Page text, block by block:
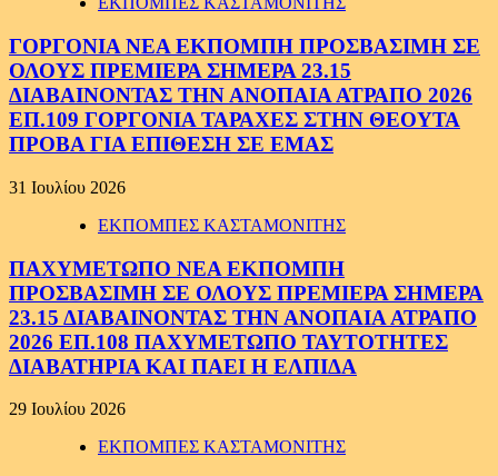
ΓΟΡΓΟΝΙΑ ΝΕΑ ΕΚΠΟΜΠΗ ΠΡΟΣΒΑΣΙΜΗ ΣΕ
ΟΛΟΥΣ ΠΡΕΜΙΕΡΑ ΣΗΜΕΡΑ 23.15
ΔΙΑΒΑΙΝΟΝΤΑΣ ΤΗΝ ΑΝΟΠΑΙΑ ΑΤΡΑΠΟ 2026
ΕΠ.109 ΓΟΡΓΟΝΙΑ ΤΑΡΑΧΕΣ ΣΤΗΝ ΘΕΟΥΤΑ
ΠΡΟΒΑ ΓΙΑ ΕΠΙΘΕΣΗ ΣΕ ΕΜΑΣ
31 Ιουλίου 2026
ΕΚΠΟΜΠΕΣ ΚΑΣΤΑΜΟΝΙΤΗΣ
ΠΑΧΥΜΕΤΩΠΟ ΝΕΑ ΕΚΠΟΜΠΗ
ΠΡΟΣΒΑΣΙΜΗ ΣΕ ΟΛΟΥΣ ΠΡΕΜΙΕΡΑ ΣΗΜΕΡΑ
23.15 ΔΙΑΒΑΙΝΟΝΤΑΣ ΤΗΝ ΑΝΟΠΑΙΑ ΑΤΡΑΠΟ
2026 ΕΠ.108 ΠΑΧΥΜΕΤΩΠΟ ΤΑΥΤΟΤΗΤΕΣ
ΔΙΑΒΑΤΗΡΙΑ ΚΑΙ ΠΑΕΙ Η ΕΛΠΙΔΑ
29 Ιουλίου 2026
ΕΚΠΟΜΠΕΣ ΚΑΣΤΑΜΟΝΙΤΗΣ